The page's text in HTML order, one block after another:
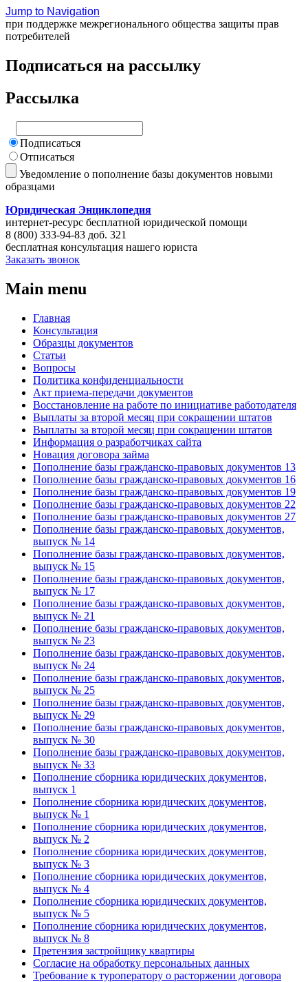
Jump to Navigation
при поддержке межрегионального общества защиты прав
потребителей
Подписаться на рассылку
Рассылка
Подписаться
Отписаться
Уведомление о пополнение базы документов новыми
образцами
Юридическая Энциклопедия
интернет-ресурс бесплатной юридической помощи
8 (800) 333-94-83 доб. 321
бесплатная консультация нашего юриста
Заказать звонок
Main menu
Главная
Консультация
Образцы документов
Статьи
Вопросы
Политика конфиденциальности
Акт приема-передачи документов
Восстановление на работе по инициативе работодателя
Выплаты за второй месяц при сокращении штатов
Выплаты за второй месяц при сокращении штатов
Информация о разработчиках сайта
Новация договора займа
Пополнение базы гражданско-правовых документов 13
Пополнение базы гражданско-правовых документов 16
Пополнение базы гражданско-правовых документов 19
Пополнение базы гражданско-правовых документов 22
Пополнение базы гражданско-правовых документов 27
Пополнение базы гражданско-правовых документов,
выпуск № 14
Пополнение базы гражданско-правовых документов,
выпуск № 15
Пополнение базы гражданско-правовых документов,
выпуск № 17
Пополнение базы гражданско-правовых документов,
выпуск № 21
Пополнение базы гражданско-правовых документов,
выпуск № 23
Пополнение базы гражданско-правовых документов,
выпуск № 24
Пополнение базы гражданско-правовых документов,
выпуск № 25
Пополнение базы гражданско-правовых документов,
выпуск № 29
Пополнение базы гражданско-правовых документов,
выпуск № 30
Пополнение базы гражданско-правовых документов,
выпуск № 33
Пополнение сборника юридических документов,
выпуск 1
Пополнение сборника юридических документов,
выпуск № 1
Пополнение сборника юридических документов,
выпуск № 2
Пополнение сборника юридических документов,
выпуск № 3
Пополнение сборника юридических документов,
выпуск № 4
Пополнение сборника юридических документов,
выпуск № 5
Пополнение сборника юридических документов,
выпуск № 8
Претензия застройщику квартиры
Согласие на обработку персональных данных
Требование к туроператору о расторжении договора